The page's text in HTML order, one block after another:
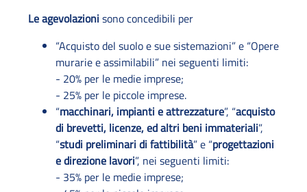
Le agevolazioni sono concedibili per
“Acquisto del suolo e sue sistemazioni” e “Opere
murarie e assimilabili” nei seguenti limiti:
- 20% per le medie imprese;
- 25% per le piccole imprese.
“macchinari, impianti e attrezzature”, “acquisto
di brevetti, licenze, ed altri beni immateriali”,
“studi preliminari di fattibilità” e “progettazioni
e direzione lavori”, nei seguenti limiti:
- 35% per le medie imprese;